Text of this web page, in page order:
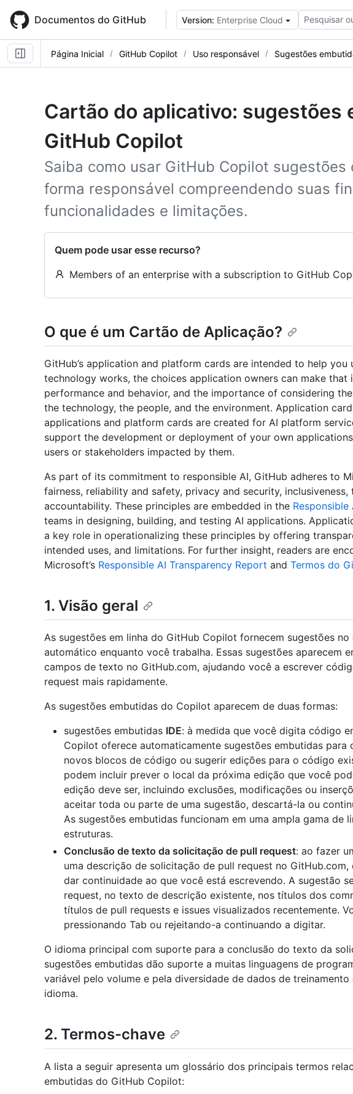
main
content
Documentos do GitHub Version: Enterprise Cloud Pesquisar
Página Inicial GitHub Copilot Uso responsável Sugestões
Cartão do aplicativo: sugestões
GitHub Copilot
Saiba como usar GitHub Copilot sugestões
forma responsável compreendendo suas
funcionalidades e limitações.
Quem pode usar esse recurso?
Members of an enterprise with a subscription to GitHub
O que é um Cartão de Aplicação?
GitHub’s application and platform cards are intended to help you
technology works, the choices application owners can make that
performance and behavior, and the importance of considering
the technology, the people, and the environment. Application
applications and platform cards are created for AI platform
support the development or deployment of your own
users or stakeholders impacted by them.
As part of its commitment to responsible AI, GitHub adheres to
fairness, reliability and safety, privacy and security, inclusiveness,
accountability. These principles are embedded in the Responsible
teams in designing, building, and testing AI applications.
a key role in operationalizing these principles by offering
intended uses, and limitations. For further insight, readers are
Microsoft’s Responsible AI Transparency Report and Termos do
1. Visão geral
As sugestões em linha do GitHub Copilot fornecem sugestões
automático enquanto você trabalha. Essas sugestões aparecem
campos de texto no GitHub.com, ajudando você a escrever
request mais rapidamente.
As sugestões embutidas do Copilot aparecem de duas formas:
sugestões embutidas IDE: à medida que você digita código
Copilot oferece automaticamente sugestões embutidas para
novos blocos de código ou sugerir edições para o código
podem incluir prever o local da próxima edição que você
edição deve ser, incluindo exclusões, modificações ou
aceitar toda ou parte de uma sugestão, descartá-la ou
As sugestões embutidas funcionam em uma ampla gama de
estruturas.
Conclusão de texto da solicitação de pull request: ao fazer
uma descrição de solicitação de pull request no
dar continuidade ao que você está escrevendo. A sugestão
request, no texto de descrição existente, nos títulos dos
títulos de pull requests e issues visualizados recentemente.
pressionando Tab ou rejeitando-a continuando a digitar.
O idioma principal com suporte para a conclusão do texto da
sugestões embutidas dão suporte a muitas linguagens de
variável pelo volume e pela diversidade de dados de
idioma.
2. Termos-chave
A lista a seguir apresenta um glossário dos principais termos
embutidas do GitHub Copilot: